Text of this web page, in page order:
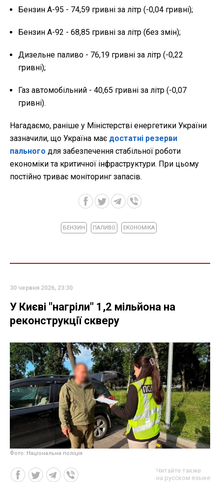
Бензин А-95 - 74,59 гривні за літр (-0,04 гривні);
Бензин А-92 - 68,85 гривні за літр (без змін);
Дизельне паливо - 76,19 гривні за літр (-0,22
гривні);
Газ автомобільний - 40,65 гривні за літр (-0,07
гривні).
Нагадаємо, раніше у Міністерстві енергетики України
зазначили, що Україна має достатні резерви
пального для забезпечення стабільної роботи
економіки та критичної інфраструктури. При цьому
постійно триває моніторинг запасів.
БЕНЗИН ПАЛИВО ЕКОНОМІКА
30 червня 2026, 23:30
У Києві "нагріли" 1,2 мільйона на
реконструкції скверу
Фото: Національна поліція
Читайте также
на русском языке